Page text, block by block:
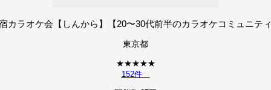
カラオケ会【しんから】【20〜30代前半のカラオケコミュニテ
東京都
★★★★★
152件